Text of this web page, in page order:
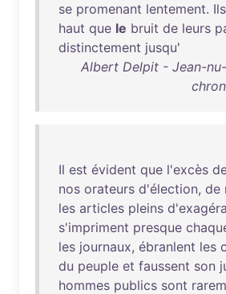
se promenant lentement. Ils
haut que le bruit de leurs
distinctement jusqu'
Albert Delpit - Jean-
Il est évident que l'excès
nos orateurs d'élection, de
les articles pleins
s'impriment presque
les journaux, ébranlent les
du peuple et faussent son
hommes publics sont